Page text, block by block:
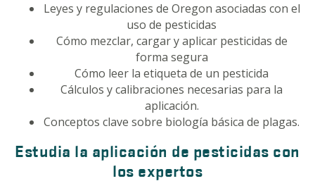
Leyes y regulaciones de Oregon asociadas con el
uso de pesticidas
Cómo mezclar, cargar y aplicar pesticidas de
forma segura
Cómo leer la etiqueta de un pesticida
Cálculos y calibraciones necesarias para la
aplicación.
Conceptos clave sobre biología básica de plagas.
Estudia la aplicación de pesticidas con
los expertos